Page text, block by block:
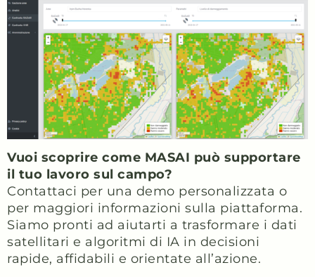
Vuoi scoprire come MASAI può supportare
il tuo lavoro sul campo?
Contattaci per una demo personalizzata o
per maggiori informazioni sulla piattaforma.
Siamo pronti ad aiutarti a trasformare i dati
satellitari e algoritmi di IA in decisioni
rapide, affidabili e orientate all’azione.